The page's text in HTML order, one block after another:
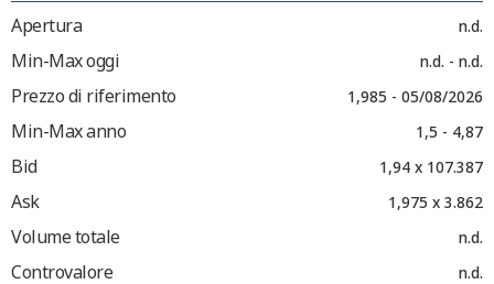
Apertura
n.d.
Min-Max oggi n.d. - n.d.
Prezzo di riferimento 1,985 - 05/08/2026
Min-Max anno 1,5 - 4,87
Bid 1,94 x 107.387
Ask 1,975 x 3.862
Volume totale n.d.
Controvalore n.d.